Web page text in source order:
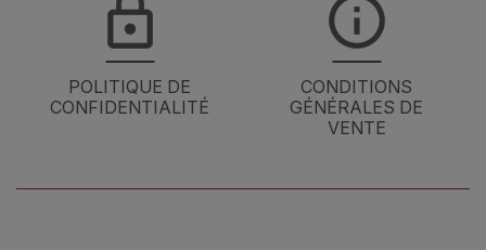
POLITIQUE DE
CONFIDENTIALITÉ
CONDITIONS
GÉNÉRALES DE
VENTE